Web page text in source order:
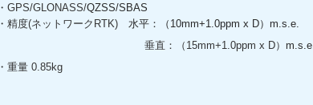
・ GPS/GLONASS/QZSS/SBAS
・精度(ネットワークRTK) 水平：（10mm+1.0ppm x D）m.s.e.
垂直：（15mm+1.0ppm x D） m.s.e.
・重量 0.85kg